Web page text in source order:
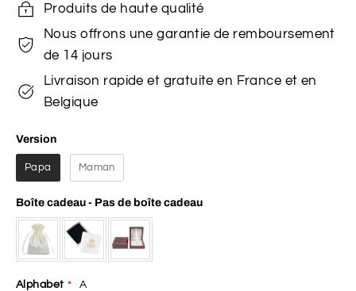
Produits de haute qualité
Nous offrons une garantie de remboursement
de 14 jours
Livraison rapide et gratuite en France et en
Belgique
Version
Papa Maman
Boîte cadeau - Pas de boîte cadeau
Alphabet A